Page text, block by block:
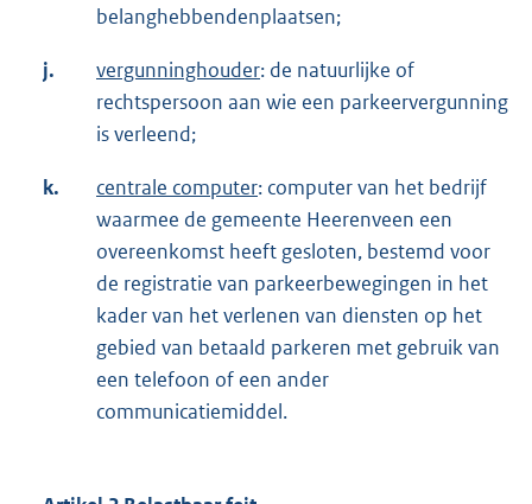
belanghebbendenplaatsen;
j. vergunninghouder: de natuurlijke of
rechtspersoon aan wie een parkeervergunning
is verleend;
k. centrale computer: computer van het bedrijf
waarmee de gemeente Heerenveen een
overeenkomst heeft gesloten, bestemd voor
de registratie van parkeerbewegingen in het
kader van het verlenen van diensten op het
gebied van betaald parkeren met gebruik van
een telefoon of een ander
communicatiemiddel.